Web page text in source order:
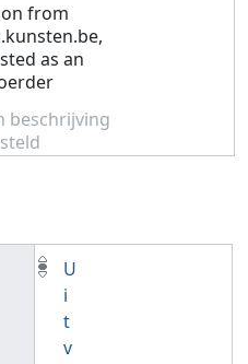
from
as an
beschrijving
U
i
t
v